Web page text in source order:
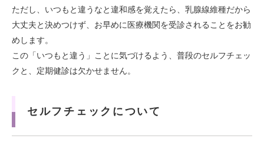
ただし、いつもと違うなと違和感を覚えたら、乳腺線維種だから
大丈夫と決めつけず、お早めに医療機関を受診されることをお勧
めします。
この「いつもと違う」ことに気づけるよう、普段のセルフチェッ
クと、定期健診は欠かせません。
セルフチェックについて